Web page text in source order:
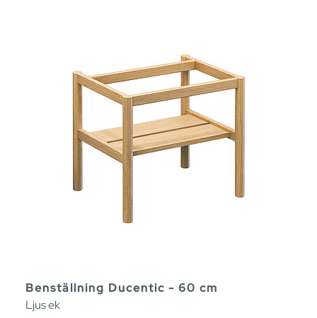
Benställning Ducentic - 60 cm
Ljus ek